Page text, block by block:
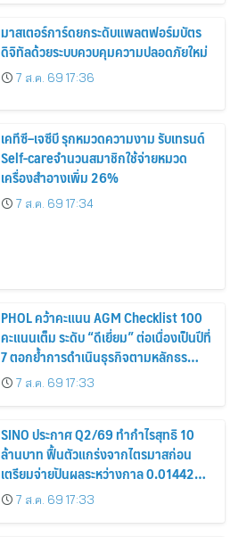
มาสเตอร์การ์ดยกระดับแพลตฟอร์มบัตร
ดิจิทัลด้วยระบบควบคุมความปลอดภัยใหม่
7 ส.ค. 69 17:36
เคทีซี–เจซีบี รุกหมวดความงาม รับเทรนด์
Self-careจำนวนสมาชิกใช้จ่ายหมวด
เครื่องสำอางเพิ่ม 26%
7 ส.ค. 69 17:34
PHOL คว้าคะแนน AGM Checklist 100
คะแนนเต็ม ระดับ “ดีเยี่ยม” ต่อเนื่องเป็นปีที่
7 ตอกย้ำการดำเนินธุรกิจตามหลักธร
รมาภิบาล โปร่งใส สร้างความเชื่อมั่นผู้ถือ
หุ้น
7 ส.ค. 69 17:33
SINO ประกาศ Q2/69 ทำกำไรสุทธิ 10
ล้านบาท ฟื้นตัวแกร่งจากไตรมาสก่อน
เตรียมจ่ายปันผลระหว่างกาล 0.014423
บาทต่อหุ้น ครึ่งปีหลังมุ่งเติบโตต่อเนื่อง
7 ส.ค. 69 17:33